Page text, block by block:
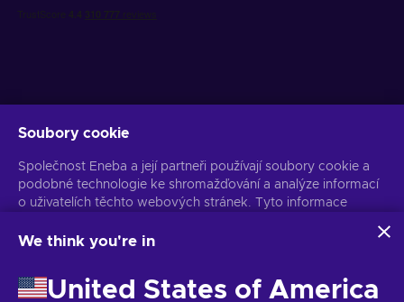
Získejte personalizované nabídky her
Předplatit
Z odběru se můžete kdykoli odhlásit. Více informací naleznete v
Soubory cookie
Společnost Eneba a její partneři používají soubory cookie a
podobné technologie ke shromažďování a analýze informací
o uživatelích těchto webových stránek. Tyto informace
stránkách. Vaše osobní údaje mohou být také použity k
Kliknutím na tlačítko „Přijmout vše“ souhlasíte s používáním
těchto technologií společností Eneba a jejími partnery. Svůj
We think you're in
United States of America